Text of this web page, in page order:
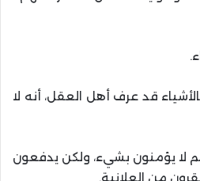
قد عرف أهل العقل، أنه لا
لا يؤمنون بشيء، ولكن يدفعون
من العلانية.